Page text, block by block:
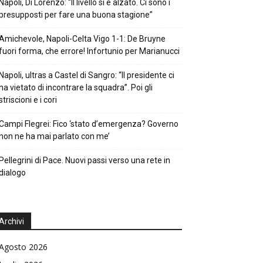
Di Lorenzo: “Il livello si è alzato. Ci sono i
per fare una buona stagione”
Napoli-Celta Vigo 1-1: De Bruyne
forma, che errore! Infortunio per Marianucci
ultras a Castel di Sangro: “Il presidente ci
vietato di incontrare la squadra”. Poi gli
e i cori
Flegrei: Fico ‘stato d’emergenza? Governo
ne ha mai parlato con me’
di Pace. Nuovi passi verso una rete in
2026